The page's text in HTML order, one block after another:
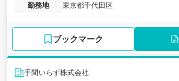
勤務地
東京都千代田区
ブックマーク
手間いらず株式会社